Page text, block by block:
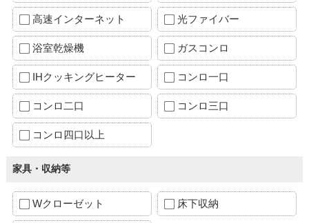
高速インターネット 光ファイバー
浴室乾燥機 ガスコンロ
IHクッキングヒーター コンロ一口
コンロ二口 コンロ三口
コンロ四口以上
家具・収納等
Wクローゼット 床下収納